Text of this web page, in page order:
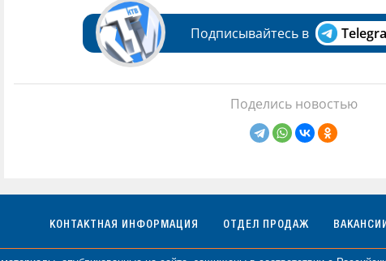
Подписывайтесь в
Поделись новостью
КОНТАКТНАЯ ИНФОРМАЦИЯ ОТДЕЛ ПРОДАЖ